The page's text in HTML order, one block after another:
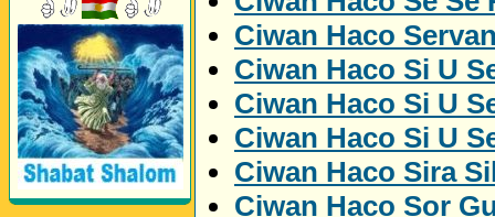
Perwerde ya Zimanê
Ciwan Haco
Ciwan Haco Si U
Ciwan Haco Si U
Ciwan Haco Si U
Ciwan Haco Sira
Ciwan Haco Sor